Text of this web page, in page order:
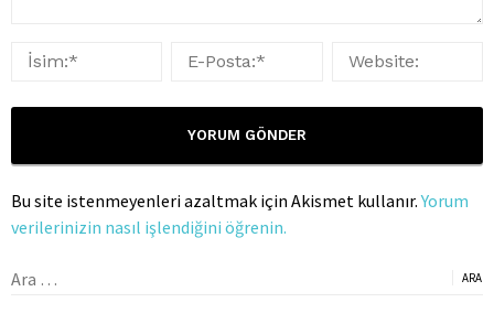
Bu site istenmeyenleri azaltmak için Akismet kullanır.Yorum
verilerinizin nasıl işlendiğini öğrenin.
Arama: